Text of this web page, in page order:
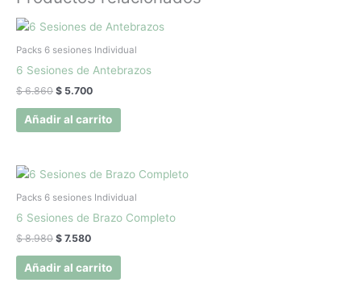
Packs 6 sesiones Individual
6 Sesiones de Antebrazos
$6.860
El
original
$ 6.860.
$ 5.700
El
actual
$ 5.700.
Añadir al carrito
Packs 6 sesiones Individual
6 Sesiones de Brazo Completo
$8.980
El
original
$ 8.980.
$ 7.580
El
actual
$ 7.580.
Añadir al carrito